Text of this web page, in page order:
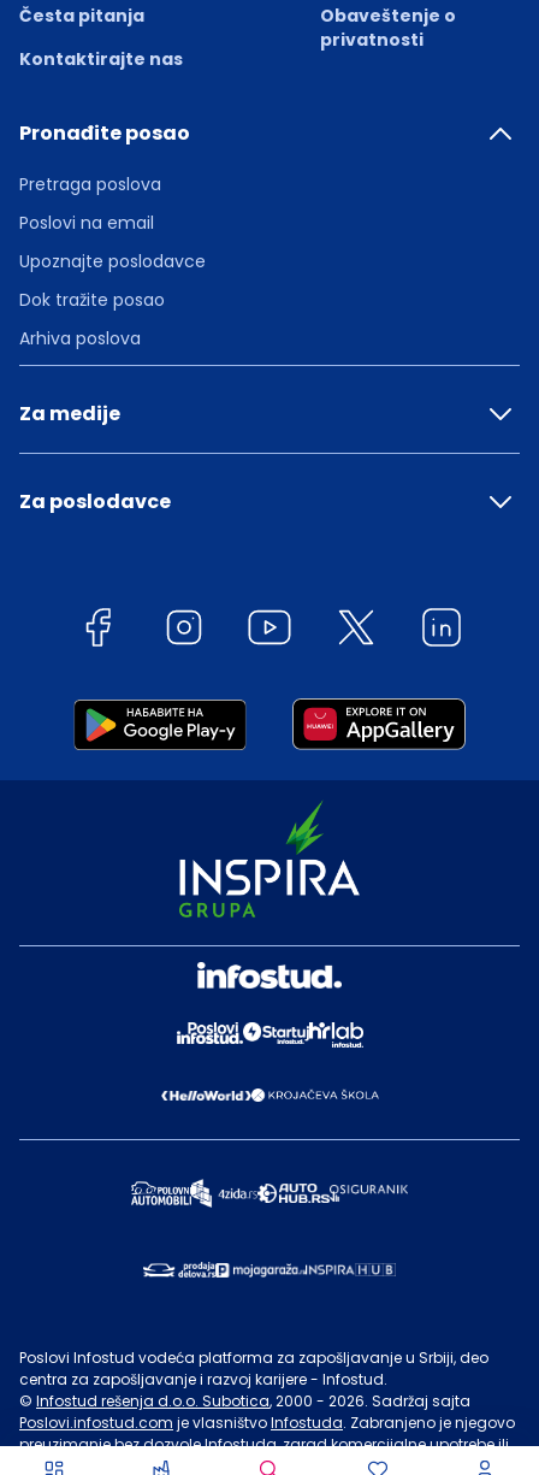
Česta pitanja
Kontaktirajte nas
Obaveštenje o
privatnosti
Pronađite posao
Pretraga poslova
Poslovi na email
Upoznajte poslodavce
Dok tražite posao
Arhiva poslova
Za medije
Za poslodavce
Poslovi Infostud vodeća platforma za zapošljavanje u Srbiji, deo
centra za zapošljavanje i razvoj karijere - Infostud.
© Infostud rešenja d.o.o. Subotica, 2000 - 2026. Sadržaj sajta
Poslovi.infostud.com je vlasništvoInfostuda. Zabranjeno je njegovo
preuzimanje bez dozvoleInfostuda, zarad komercijalne upotrebe ili
u druge svrhe, osim za lične potrebe posetilaca sajta.